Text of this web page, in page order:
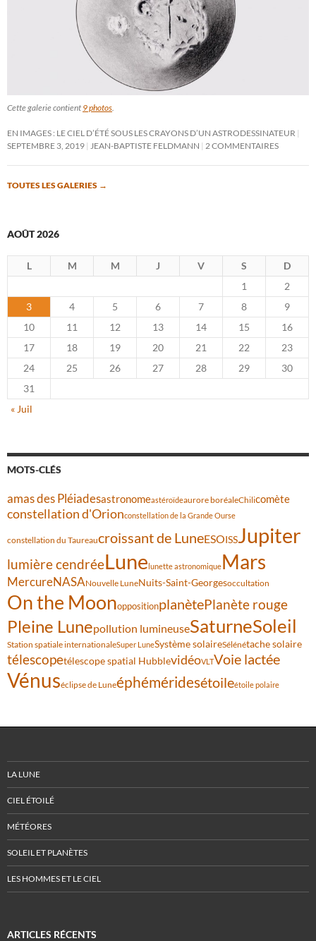
Cette galerie contient 9 photos.
EN IMAGES : LE CIEL D’ÉTÉ SOUS LES CRAYONS D’UN ASTRODESSINATEUR
SEPTEMBRE 3, 2019 JEAN-BAPTISTE FELDMANN 2 COMMENTAIRES
TOUTES LES GALERIES →
AOÛT 2026
L M M J V S
D
1
2
3
4 5 6 7 8
9
10
11 12 13 14 15
16
17
18 19 20 21 22
23
24
25 26 27 28 29
30
31
« Juil
MOTS-CLÉS
amas des Pléiadesastronomeastéroïdeaurore boréaleChilicomète
constellation d'Orionconstellation de la Grande Ourse
constellation du Taureaucroissant de LuneESOISSJupiter
lumière cendréeLune lunette astronomiqueMars
MercureNASANouvelle LuneNuits-Saint-Georgesoccultation
On the MoonoppositionplanètePlanète rouge
Pleine Lunepollution lumineuseSaturneSoleil
Station spatiale internationaleSuper LuneSystème solaireSélénétache solaire
télescopetélescope spatial HubblevidéoVLTVoie lactée
Vénuséclipse de Luneéphéméridesétoileétoile polaire
LA LUNE
CIEL ÉTOILÉ
MÉTÉORES
SOLEIL ET PLANÈTES
LES HOMMES ET LE CIEL
ARTICLES RÉCENTS